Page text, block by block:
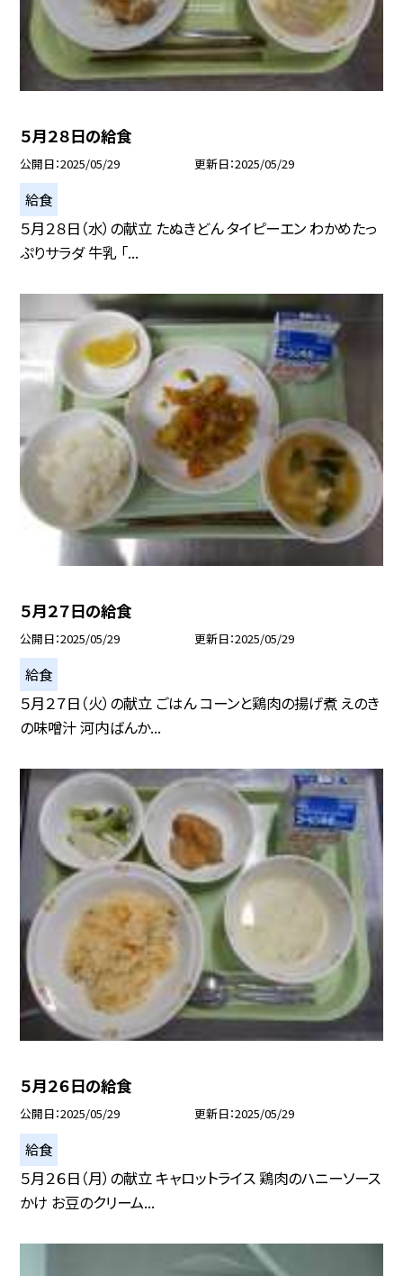
５月２８日の給食
公開日 2025/05/29 更新日 2025/05/29
給食
５月２８日（水）の献立 たぬきどん タイピーエン わかめたっ
ぷりサラダ 牛乳 「...
５月２７日の給食
公開日 2025/05/29 更新日 2025/05/29
給食
５月２７日（火）の献立 ごはん コーンと鶏肉の揚げ煮 えのき
の味噌汁 河内ばんか...
５月２６日の給食
公開日 2025/05/29 更新日 2025/05/29
給食
５月２６日（月）の献立 キャロットライス 鶏肉のハニーソース
かけ お豆のクリーム...